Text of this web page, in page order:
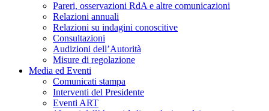
Pareri, osservazioni RdA e altre comunicazioni
Relazioni annuali
Relazioni su indagini conoscitive
Consultazioni
Audizioni dell’Autorità
Misure di regolazione
Media ed Eventi
Comunicati stampa
Interventi del Presidente
Eventi ART